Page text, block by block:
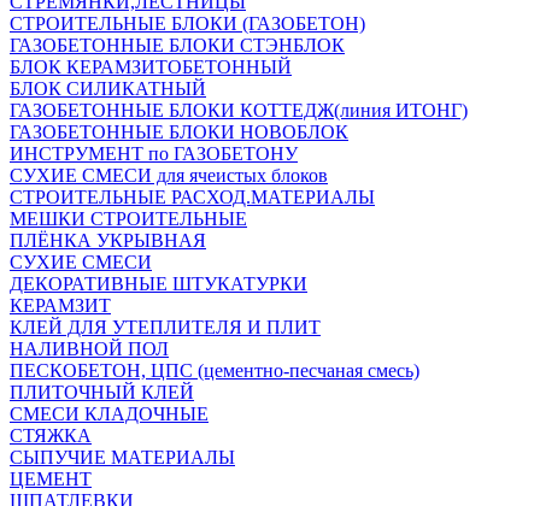
СТРОИТЕЛЬНЫЕ БЛОКИ (ГАЗОБЕТОН)
ГАЗОБЕТОННЫЕ БЛОКИ СТЭНБЛОК
БЛОК КЕРАМЗИТОБЕТОННЫЙ
БЛОК СИЛИКАТНЫЙ
ГАЗОБЕТОННЫЕ БЛОКИ КОТТЕДЖ(линия ИТОНГ)
ГАЗОБЕТОННЫЕ БЛОКИ НОВОБЛОК
ИНСТРУМЕНТ по ГАЗОБЕТОНУ
СУХИЕ СМЕСИ для ячеистых блоков
СТРОИТЕЛЬНЫЕ РАСХОД.МАТЕРИАЛЫ
МЕШКИ СТРОИТЕЛЬНЫЕ
ПЛЁНКА УКРЫВНАЯ
СУХИЕ СМЕСИ
ДЕКОРАТИВНЫЕ ШТУКАТУРКИ
КЕРАМЗИТ
КЛЕЙ ДЛЯ УТЕПЛИТЕЛЯ И ПЛИТ
НАЛИВНОЙ ПОЛ
ПЕСКОБЕТОН, ЦПС (цементно-песчаная смесь)
ПЛИТОЧНЫЙ КЛЕЙ
СМЕСИ КЛАДОЧНЫЕ
СТЯЖКА
СЫПУЧИЕ МАТЕРИАЛЫ
ЦЕМЕНТ
ШПАТЛЕВКИ